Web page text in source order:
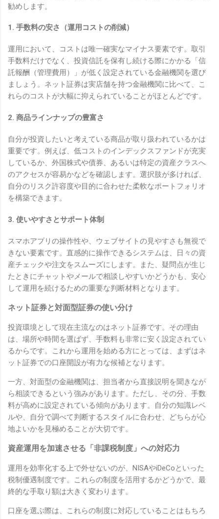
勧めします。
1. 手数料の安さ（運用コストの削減）
運用において、コストは唯一確実なマイナス要素です。取引
手数料だけでなく、投資信託を保有し続ける際にかかる「信
託報酬（管理費用）」が低く設定されている金融機関を選び
ましょう。ネット証券は実店舗を持つ金融機関に比べて、こ
れらのコストが大幅に抑えられていることがほとんどです。
2. 商品ラインナップの豊富さ
自分が投資したいと考えている商品が取り扱われているかは
重要です。例えば、低コストのインデックスファンドが充実
しているか、外国株式や債券、あるいは特定の資産クラスへ
のアクセスが容易かなどを確認します。選択肢が多ければ、
自分のリスク許容度や目的に合わせた柔軟なポートフォリオ
を構築できます。
3. 使いやすさとサポート体制
スマホアプリの操作性や、ウェブサイトの見やすさも無視で
きない要素です。直感的に操作できるシステムは、日々の資
産チェックや注文をスムーズにします。また、疑問点が生じ
たときにチャットやメールで相談しやすいかどうかも、安心
して運用を続けるための重要な判断材料となります。
ネット証券と対面型証券の使い分け
投資環境として現在主流なのはネット証券です。その理由
は、場所や時間を選ばず、手数料も非常に安く設定されてい
るからです。これから運用を始める方にとっては、まずはネ
ット証券での口座開設が有力な候補となります。
一方、対面型の金融機関は、担当者から直接説明を聞きなが
ら相談できるという強みがあります。ただし、その分、手数
料が高めに設定されている傾向があります。自分の知識レベ
ルや、自分で調べて判断するスタイルに合わせ、どちらが心
地よいかを見極めることが大切です。
資産運用を加速させる「非課税制度」への対応力
運用を効率化する上で外せないのが、NISAやiDeCoといった
税制優遇制度です。これらの制度を活用するかどうかで、最
終的な手取り額は大きく変わります。
口座を選ぶ際は、これらの制度に対応していることはもちろ